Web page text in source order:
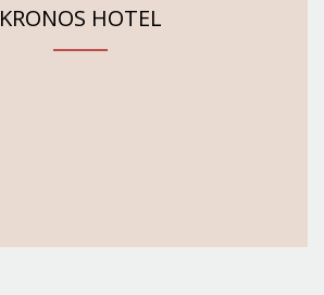
KRONOS HOTEL